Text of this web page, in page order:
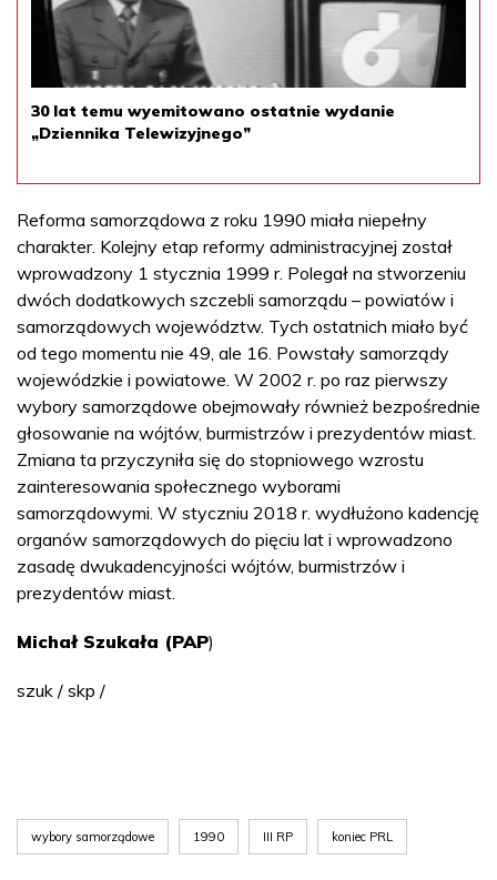
30 lat temu wyemitowano ostatnie wydanie
„Dziennika Telewizyjnego”
Reforma samorządowa z roku 1990 miała niepełny
charakter. Kolejny etap reformy administracyjnej został
wprowadzony 1 stycznia 1999 r. Polegał na stworzeniu
dwóch dodatkowych szczebli samorządu – powiatów i
samorządowych województw. Tych ostatnich miało być
od tego momentu nie 49, ale 16. Powstały samorządy
wojewódzkie i powiatowe. W 2002 r. po raz pierwszy
wybory samorządowe obejmowały również bezpośrednie
głosowanie na wójtów, burmistrzów i prezydentów miast.
Zmiana ta przyczyniła się do stopniowego wzrostu
zainteresowania społecznego wyborami
samorządowymi. W styczniu 2018 r. wydłużono kadencję
organów samorządowych do pięciu lat i wprowadzono
zasadę dwukadencyjności wójtów, burmistrzów i
prezydentów miast.
Michał Szukała (PAP)
szuk / skp /
wybory samorządowe 1990 III RP koniec PRL